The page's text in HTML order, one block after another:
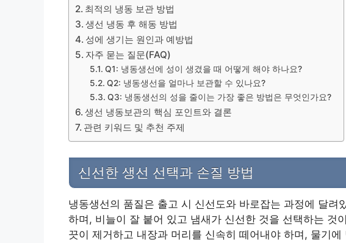
최적의 냉동 보관 방법
생선 냉동 후 해동 방법
성에 생기는 원인과 예방법
자주 묻는 질문(FAQ)
Q1: 냉동생선에 성이 생겼을 때 어떻게 해야 하나요?
Q2: 냉동생선을 얼마나 보관할 수 있나요?
Q3: 냉동생선의 성을 줄이는 가장 좋은 방법은 무엇인가요?
생선 냉동보관의 핵심 포인트와 결론
관련 키워드 및 추천 주제
신선한 생선 선택과 손질 방법
냉동생선의 품질은 출고 시 신선도와 바로잡는 과정에 달려
하며, 비늘이 잘 붙어 있고 냄새가 신선한 것을 선택하는 것
끗이 제거하고 내장과 머리를 신속히 떼어내야 하며, 물기